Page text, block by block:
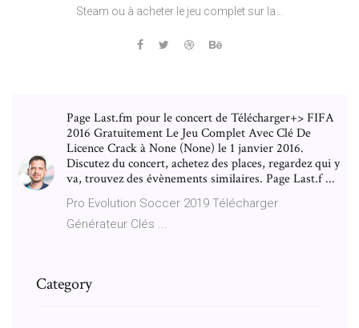
Steam ou à acheter le jeu complet sur la...
Page Last.fm pour le concert de Télécharger+> FIFA
2016 Gratuitement Le Jeu Complet Avec Clé De
Licence Crack à None (None) le 1 janvier 2016.
Discutez du concert, achetez des places, regardez qui y
va, trouvez des évènements similaires. Page Last.f ...
Pro Evolution Soccer 2019 Télécharger
Générateur Clés ...
Category